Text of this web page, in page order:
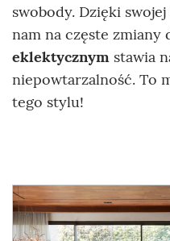
swobody. Dzięki
nam na częste zmiany
eklektycznym stawia
niepowtarzalność. To
tego stylu!